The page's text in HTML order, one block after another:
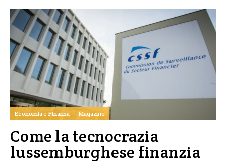
Economia e Finanza Magazine
Come la tecnocrazia
lussemburghese finanzia